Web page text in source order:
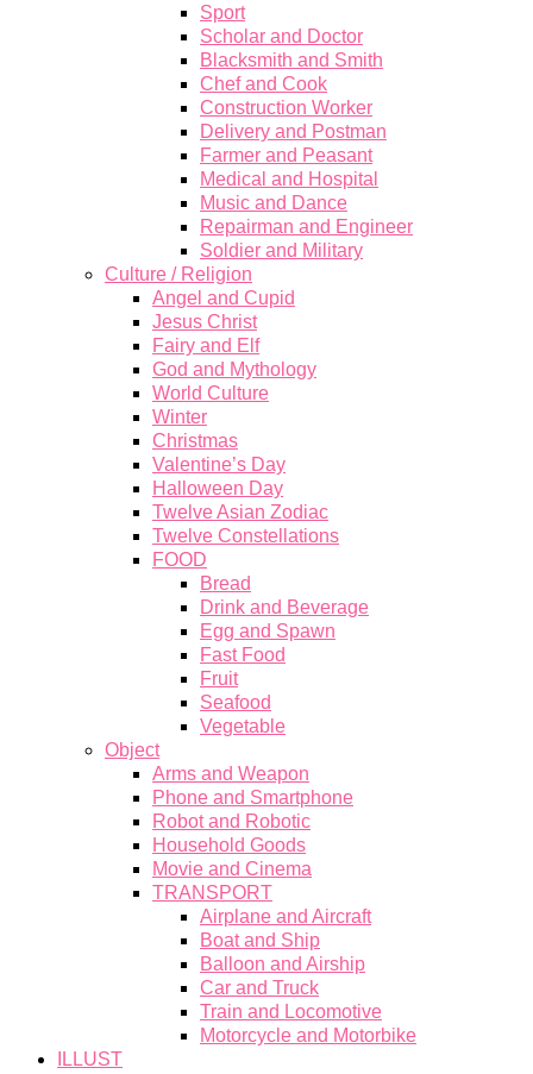
Sport
Scholar and Doctor
Blacksmith and Smith
Chef and Cook
Construction Worker
Delivery and Postman
Farmer and Peasant
Medical and Hospital
Music and Dance
Repairman and Engineer
Soldier and Military
Culture / Religion
Angel and Cupid
Jesus Christ
Fairy and Elf
God and Mythology
World Culture
Winter
Christmas
Valentine’s Day
Halloween Day
Twelve Asian Zodiac
Twelve Constellations
FOOD
Bread
Drink and Beverage
Egg and Spawn
Fast Food
Fruit
Seafood
Vegetable
Object
Arms and Weapon
Phone and Smartphone
Robot and Robotic
Household Goods
Movie and Cinema
TRANSPORT
Airplane and Aircraft
Boat and Ship
Balloon and Airship
Car and Truck
Train and Locomotive
Motorcycle and Motorbike
ILLUST